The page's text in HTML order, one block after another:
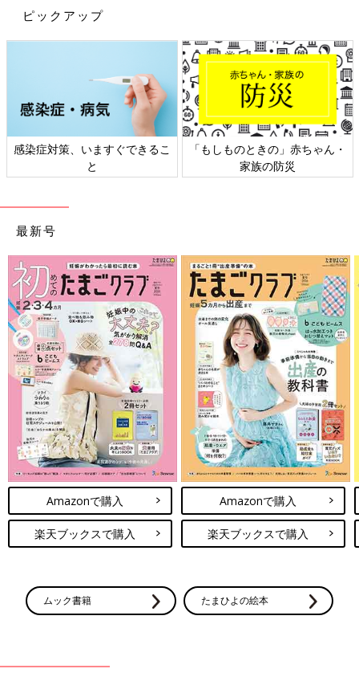
ピックアップ
感染症対策、いますぐできるこ
と
「もしものときの」赤ちゃん・
家族の防災
最新号
Amazonで購入
楽天ブックスで購入
Amazonで購入
楽天ブックスで購入
ムック書籍 たまひよの絵本